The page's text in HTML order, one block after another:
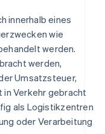
innerhalb eines
wie
werden.
werden,
Umsatzsteuer,
in Verkehr gebracht
als Logistikzentren
oder Verarbeitung